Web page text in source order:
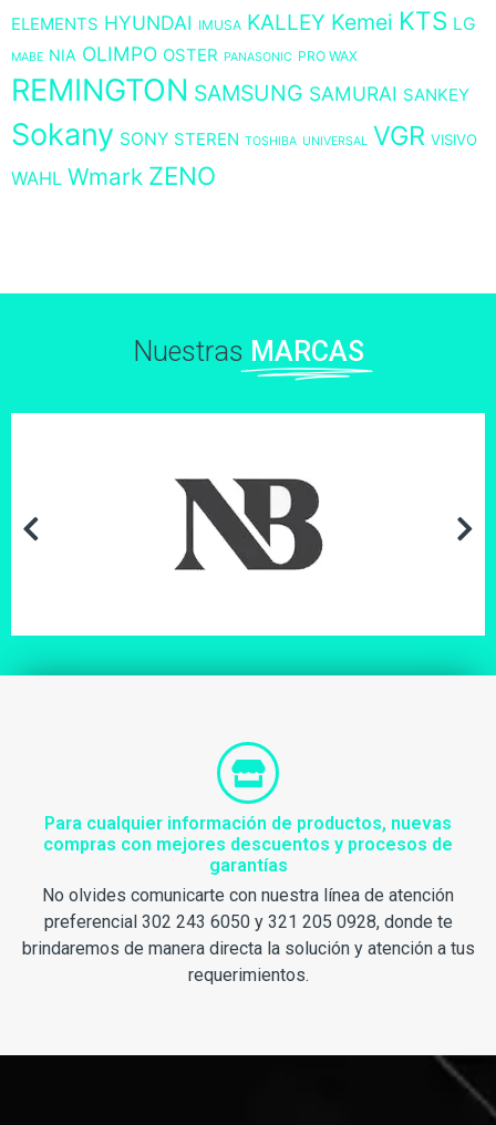
ELEMENTS HYUNDAI IMUSA KALLEY Kemei KTS LG
MABE NIA OLIMPO OSTER PANASONIC PRO WAX
REMINGTON SAMSUNG SAMURAI SANKEY
Sokany SONY STEREN TOSHIBA UNIVERSAL VGR VISIVO
WAHL Wmark ZENO
Nuestras MARCAS
Para cualquier información de productos, nuevas
compras con mejores descuentos y procesos de
garantías
No olvides comunicarte con nuestra línea de atención
preferencial 302 243 6050 y 321 205 0928, donde te
brindaremos de manera directa la solución y atención a tus
requerimientos.